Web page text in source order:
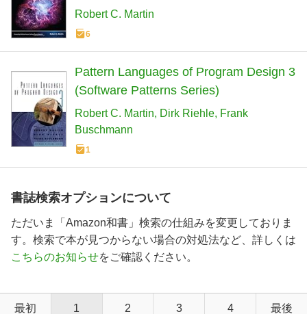
C. Martin Series)
Robert C. Martin
6
Pattern Languages of Program Design 3
(Software Patterns Series)
Robert C. Martin Dirk Riehle Frank
Buschmann
1
書誌検索オプションについて
ただいま「Amazon和書」検索の仕組みを変更しておりま
す。検索で本が見つからない場合の対処法など、詳しくは
こちらのお知らせをご確認ください。
最初 1 2 3 4 最後